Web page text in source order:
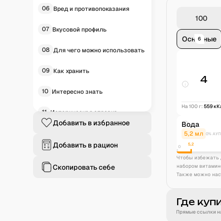
06 Вред и противопоказания
07 Вкусовой профиль
08 Для чего можно использовать
09 Как хранить
10 Интересно знать
11 Историческая справка
Добавить в избранное
Добавить в рацион
Скопировать себе
Основные
6
4
На 100 г: 559
Вода
5,2 мл 0%
0 5,2
Чтобы избежать
набором
Также можно
Где
Прямые ссылки